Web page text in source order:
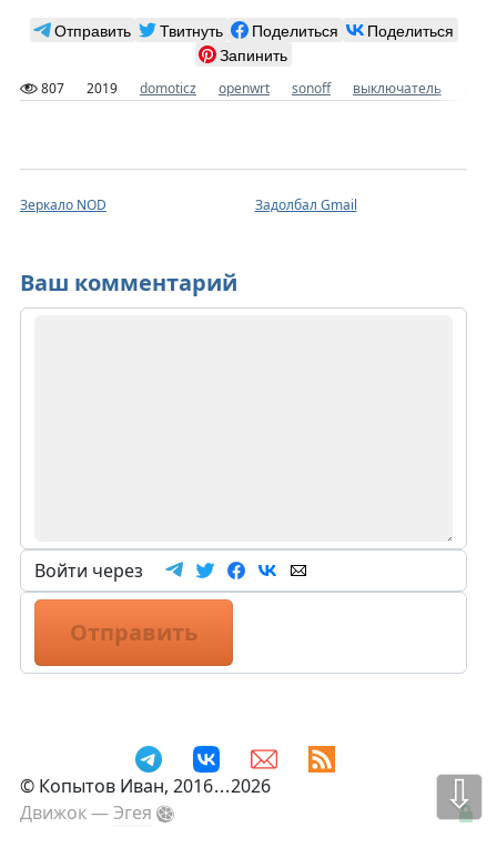
Отправить Твитнуть Поделиться
Поделиться
Запинить
807 2019 domoticz openwrt sonoff выключатель
Зеркало NOD Задолбал Gmail
Ваш комментарий
Войти через
Отправить
© Копытов Иван, 2016...2026
Движок —Эгея ⇩